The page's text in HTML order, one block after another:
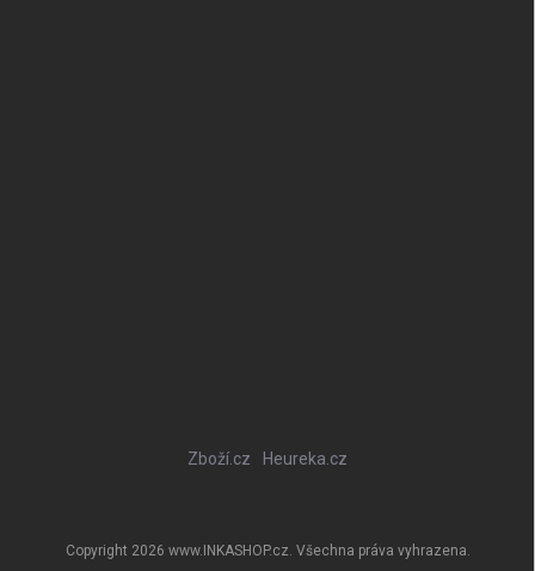
Zboží.cz Heureka.cz
Copyright 2026 www.INKASHOP.cz. Všechna práva vyhrazena.